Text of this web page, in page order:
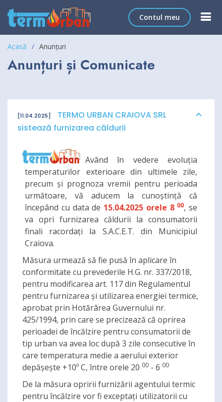
Contul meu
Acasă Anunțuri
Anunțuri și Comunicate
[11.04.2025]
TERMO URBAN CRAIOVA SRL
sistează furnizarea căldurii
Având în vedere evoluția
temperaturilor exterioare din ultimele zile,
precum și prognoza vremii pentru perioada
următoare, vă aducem la cunoștință că
începând cu data de 15.04.2025 orele 8 00, se
va opri furnizarea căldurii la consumatorii
finali racordați la S.A.C.E.T. din Municipiul
Craiova.
Măsura urmează să fie pusă în aplicare în
conformitate cu prevederile H.G. nr. 337/2018,
pentru modificarea art. 117 din Regulamentul
pentru furnizarea și utilizarea energiei termice,
aprobat prin Hotărârea Guvernului nr.
425/1994, prin care se precizează că oprirea
perioadei de încălzire pentru consumatorii de
tip urban va avea loc după 3 zile consecutive în
care temperatura medie a aerului exterior
depășește +10º C, între orele 20 00 - 6 00
De la măsura opririi furnizării agentului termic
pentru încălzire vor fi exceptați utilizatorii cu